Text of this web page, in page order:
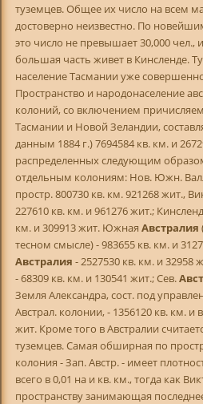
туземцев. Общее их число на всем
достоверно неизвестно. По
это число не превышает 30,000 чел.,
большая часть живет в Кинсленде.
население Тасмании уже
Пространство и народонаселение
колоний, со включением
Тасмании и Новой Зеландии,
данным 1884 г.) 7694584 кв. км. и
распределенных следующим
отдельным колониям: Нов. Южн.
простр. 800730 кв. км. 921268 жит.,
227610 кв. км. и 961276 жит.;
км. и 309913 жит. Южная Австралия
тесном смысле) - 983655 кв. км. и
Австралия - 2527530 кв. км. и 32958
- 68309 кв. км. и 130541 жит.; Сев.
Земля Александра, сост. под
Австрал. колонии, - 1356120 кв. км. и
жит. Кроме того в Австралии
туземцев. Самая обширная по
колония - Зап. Австр. - имеет
всего в 0,01 на и кв. км., тогда как
пространству занимающая